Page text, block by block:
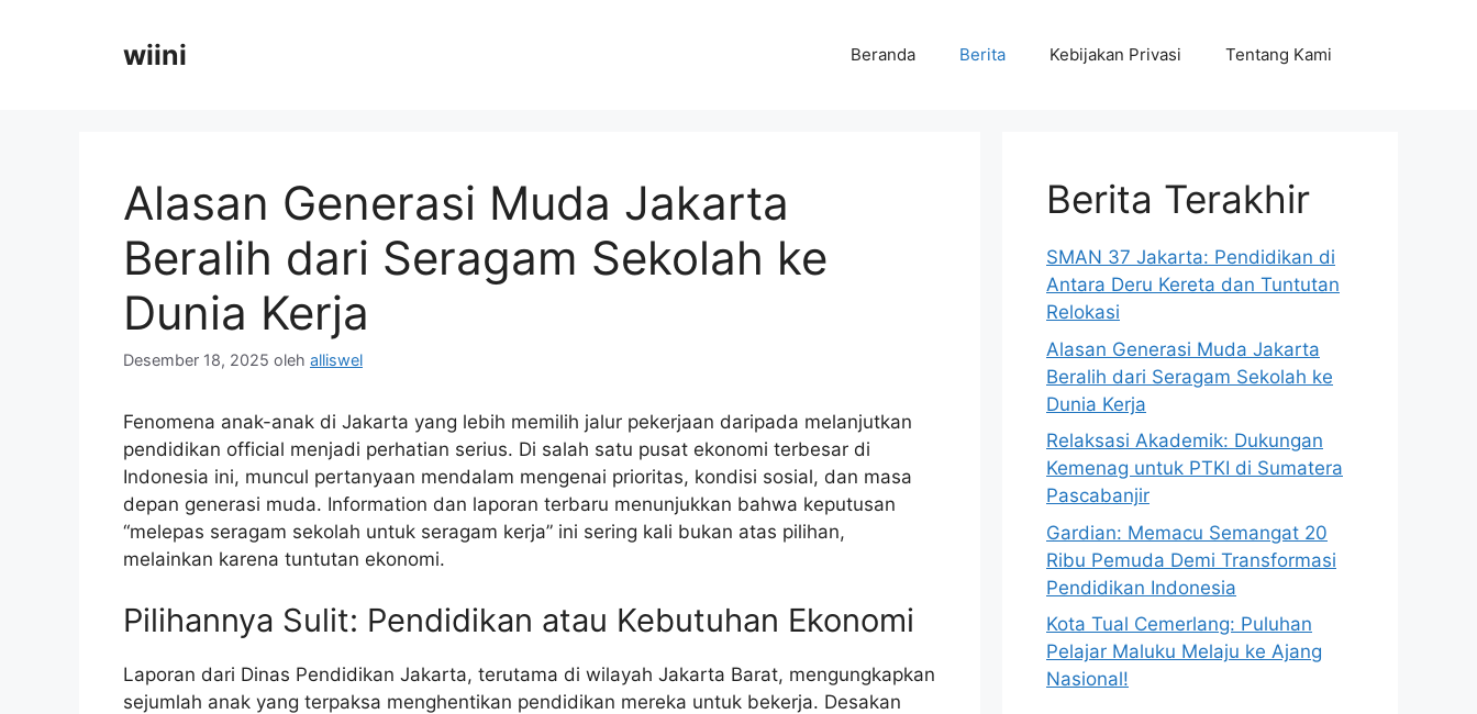
wiini Beranda Berita Kebijakan Privasi Tentang Kami
Alasan Generasi Muda Jakarta
Beralih dari Seragam Sekolah ke
Dunia Kerja
Desember 18, 2025 oleh alliswel
Fenomena anak-anak di Jakarta yang lebih memilih jalur pekerjaan daripada melanjutkan
pendidikan official menjadi perhatian serius. Di salah satu pusat ekonomi terbesar di
Indonesia ini, muncul pertanyaan mendalam mengenai prioritas, kondisi sosial, dan masa
depan generasi muda. Information dan laporan terbaru menunjukkan bahwa keputusan
“melepas seragam sekolah untuk seragam kerja” ini sering kali bukan atas pilihan,
melainkan karena tuntutan ekonomi.
Pilihannya Sulit: Pendidikan atau Kebutuhan Ekonomi
Laporan dari Dinas Pendidikan Jakarta, terutama di wilayah Jakarta Barat, mengungkapkan
sejumlah anak yang terpaksa menghentikan pendidikan mereka untuk bekerja. Desakan
Berita Terakhir
SMAN 37 Jakarta: Pendidikan di
Antara Deru Kereta dan Tuntutan
Relokasi
Alasan Generasi Muda Jakarta
Beralih dari Seragam Sekolah ke
Dunia Kerja
Relaksasi Akademik: Dukungan
Kemenag untuk PTKI di Sumatera
Pascabanjir
Gardian: Memacu Semangat 20
Ribu Pemuda Demi Transformasi
Pendidikan Indonesia
Kota Tual Cemerlang: Puluhan
Pelajar Maluku Melaju ke Ajang
Nasional!